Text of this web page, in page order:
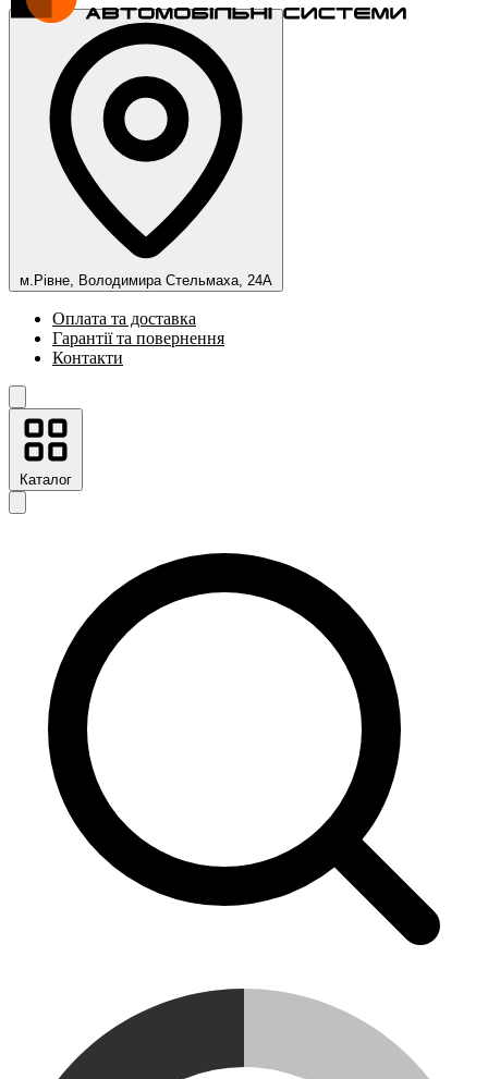
м.Рівне, Володимира Стельмаха, 24А
Оплата та доставка
Гарантії та повернення
Контакти
Каталог